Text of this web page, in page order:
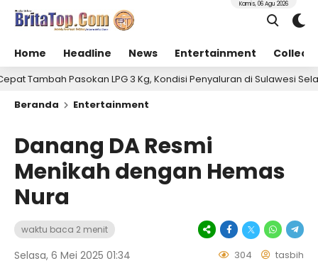
Home Headline News Entertainment
Kamis, 06 Agu 2026
Pasokan LPG 3 Kg, Kondisi Penyaluran di Sulawesi Selatan
Beranda
Entertainment
Danang DA Resmi
Menikah dengan Hemas
Nura
waktu baca 2 menit
Selasa, 6 Mei 2025 01:34 304 tasbih